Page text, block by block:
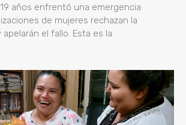
años enfrentó una emergencia
de mujeres rechazan la
el fallo. Esta es la